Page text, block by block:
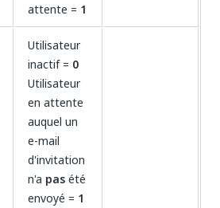
attente = 1
Utilisateur
inactif = 0
Utilisateur
en attente
auquel un
e-mail
d'invitation
n'a pasété
envoyé = 1